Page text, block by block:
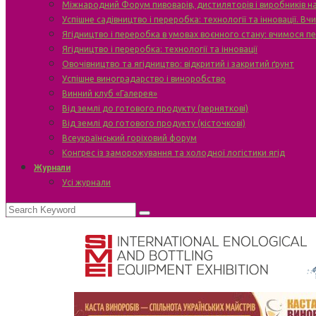
Міжнародний Форум пивоварів, дистиляторів і виробників
Успішне садівництво і переробка: технології та інновації.
Ягідництво і переробка в умовах воєнного стану: вчимося
Ягідництво і переробка: технології та інновації
Овочівництво та ягідництво: відкритий і закритий ґрунт
Успішне виноградарство і виноробство
Винний клуб «Галерея»
Від землі до готового продукту (зерняткові)
Від землі до готового продукту (кісточкові)
Всеукраїнський горіховий форум
Конгрес із заморожування та холодної логістики ягід
Журнали
Усі журнали